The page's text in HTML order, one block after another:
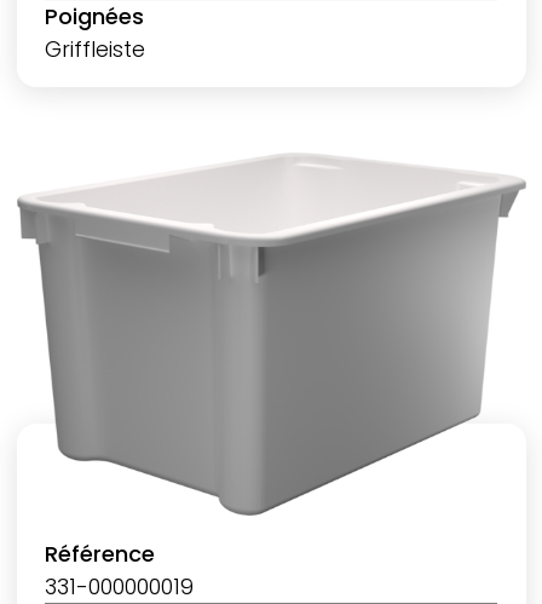
Poignées
Griffleiste
Référence
331-000000019